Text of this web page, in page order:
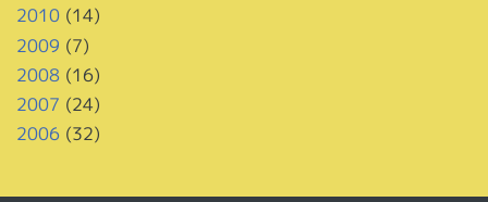
2010(14)
2009 (7)
2008 (16)
2007 (24)
2006 (32)